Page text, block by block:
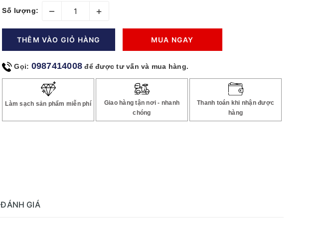
Số lượng: – +
THÊM VÀO GIỎ HÀNG MUA NGAY
Gọi: 0987414008 để được tư vấn và mua hàng.
Làm sạch sản phẩm miễn phí
Giao hàng tận nơi - nhanh
chóng
Thanh toán khi nhận được
hàng
ĐÁNH GIÁ